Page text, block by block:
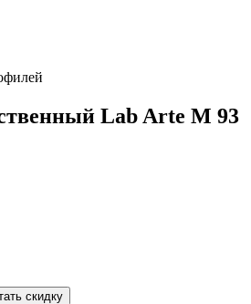
Lab Arte М 93
скидку